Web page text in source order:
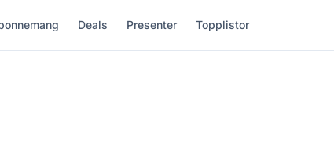
Deals Presenter Topplistor